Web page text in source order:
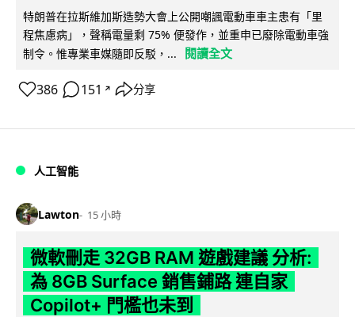
特朗普在拉斯維加斯造勢大會上公開嘲諷電動車車主患有「里
程焦慮病」，聲稱電量剩 75% 便發作，並重申已廢除電動車強
制令。惟專業車媒隨即反駁，...
閱讀全文
386 151 ↗ 分享
人工智能
Lawton 15 小時
微軟刪走 32GB RAM 遊戲建議 分析:
為 8GB Surface 銷售鋪路 連自家
Copilot+ 門檻也未到